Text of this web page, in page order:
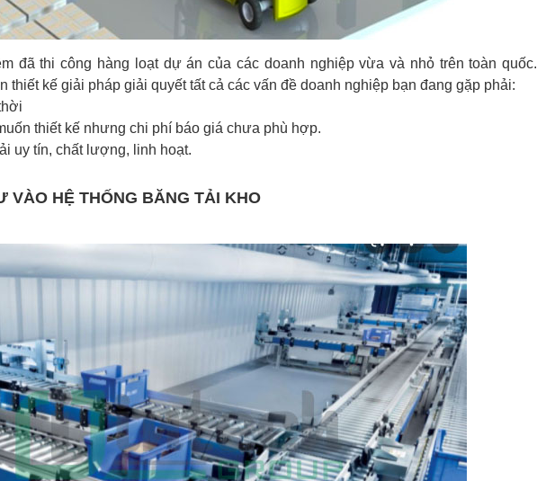
đã thi công hàng loạt dự án của các doanh nghiệp vừa và nhỏ trên toàn quốc.
thiết kế giải pháp giải quyết tất cả các vấn đề doanh nghiệp bạn đang gặp phải:
thiết kế nhưng chi phí báo giá chưa phù hợp.
uy tín, chất lượng, linh hoạt.
VÀO HỆ THỐNG BĂNG TẢI KHO